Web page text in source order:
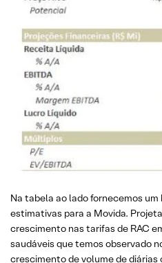
Na tabela ao lado fornecemos um
estimativas para a Movida.
crescimento nas tarifas de RAC
saudáveis que temos observado
crescimento de volume de diárias